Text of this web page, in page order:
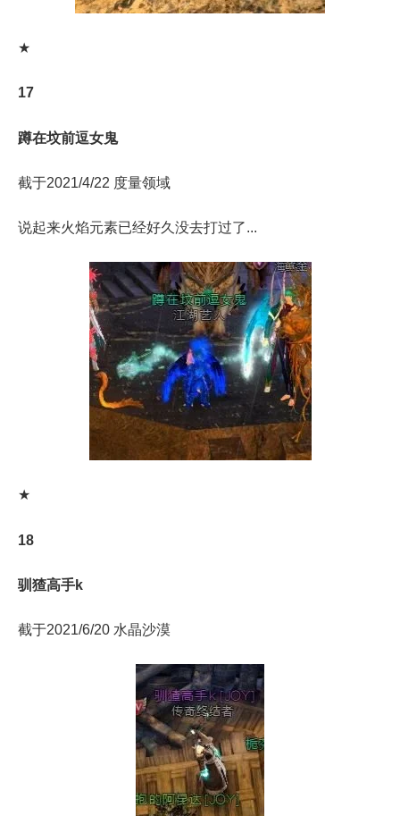
★
17
蹲在坟前逗女鬼
截于2021/4/22 度量领域
说起来火焰元素已经好久没去打过了...
★
18
驯猹高手k
截于2021/6/20 水晶沙漠